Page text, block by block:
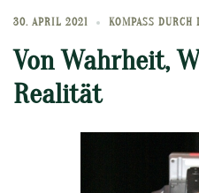
30. APRIL 2021 KOMPASS DURCH
Von Wahrheit,
Realität